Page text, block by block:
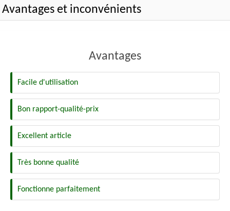
Avantages et inconvénients
Avantages
Facile d'utilisation
Bon rapport-qualité-prix
Excellent article
Très bonne qualité
Fonctionne parfaitement